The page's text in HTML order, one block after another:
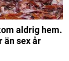
aldrig hem.
än sex år